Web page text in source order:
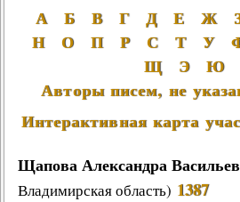
Песни, мелодии
Вокалисты
Поэты
Музыканты
Из фонотеки «Встречи...»
Другие работы
А Б В Г Д Е Ж
Н
О П Р С Т У
Щ
Э Ю
Авторы писем, не
Интерактивная карта
Щапова Александра
Владимирская область) 1387